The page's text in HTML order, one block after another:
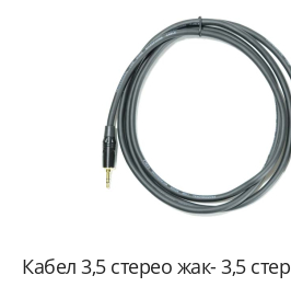
Кабел 3,5 стерео жак- 3,5